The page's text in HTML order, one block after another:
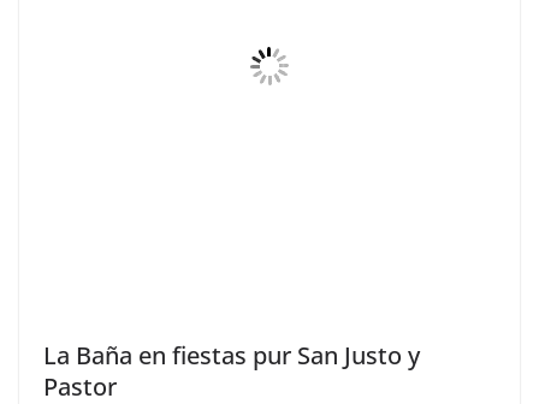
La Baña en fiestas pur San Justo y
Pastor